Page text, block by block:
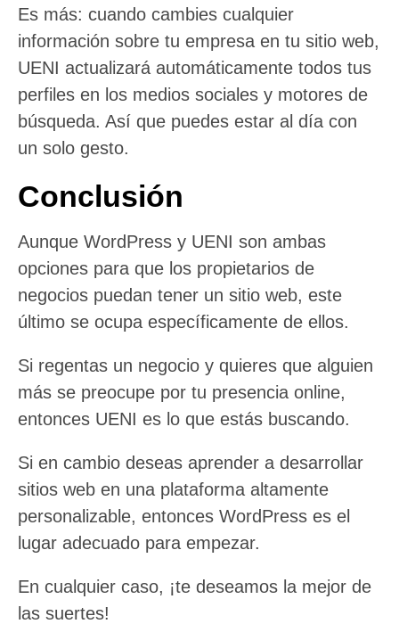
Es más: cuando cambies cualquier
información sobre tu empresa en tu sitio web,
UENI actualizará automáticamente todos tus
perfiles en los medios sociales y motores de
búsqueda. Así que puedes estar al día con
un solo gesto.
Conclusión
Aunque WordPress y UENI son ambas
opciones para que los propietarios de
negocios puedan tener un sitio web, este
último se ocupa específicamente de ellos.
Si regentas un negocio y quieres que alguien
más se preocupe por tu presencia online,
entonces UENI es lo que estás buscando.
Si en cambio deseas aprender a desarrollar
sitios web en una plataforma altamente
personalizable, entonces WordPress es el
lugar adecuado para empezar.
En cualquier caso, ¡te deseamos la mejor de
las suertes!